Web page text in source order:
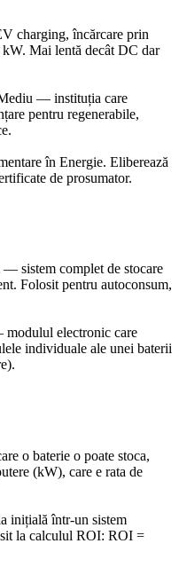
charging, încărcare prin
Mai lentă decât DC dar
— instituția care
pentru regenerabile,
în Energie. Eliberează
de prosumator.
sistem complet de stocare
Folosit pentru autoconsum,
electronic care
individuale ale unei baterii
o baterie o poate stoca,
(kW), care e rata de
inițială într-un sistem
la calculul ROI: ROI =